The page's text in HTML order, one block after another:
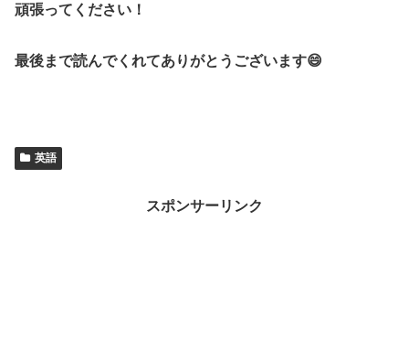
頑張ってください！
最後まで読んでくれてありがとうございます😄
英語
スポンサーリンク